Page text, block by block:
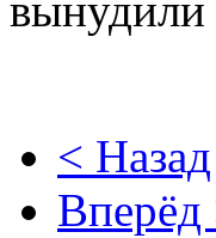
< Назад
Вперёд